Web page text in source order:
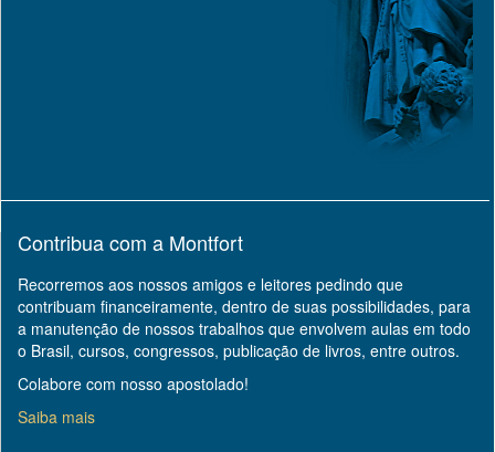
Contribua com a Montfort
Recorremos aos nossos amigos e leitores pedindo que
contribuam financeiramente, dentro de suas possibilidades, para
a manutenção de nossos trabalhos que envolvem aulas em todo
o Brasil, cursos, congressos, publicação de livros, entre outros.
Colabore com nosso apostolado!
Saiba mais